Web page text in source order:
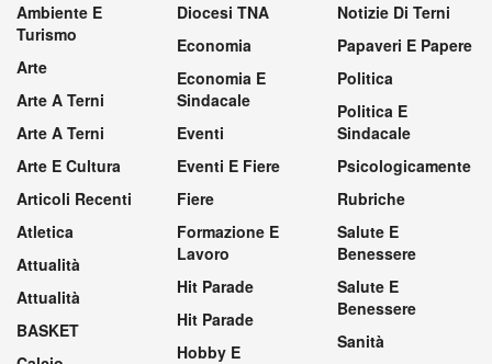
Ambiente E
Turismo
Arte
Arte A Terni
Arte A Terni
Arte E Cultura
Articoli Recenti
Atletica
Attualità
Attualità
BASKET
Diocesi TNA
Economia
Economia E
Sindacale
Eventi
Eventi E Fiere
Fiere
Formazione E
Lavoro
Hit Parade
Hit Parade
Hobby E
Notizie Di Terni
Papaveri E Papere
Politica
Politica E
Sindacale
Psicologicamente
Rubriche
Salute E
Benessere
Salute E
Benessere
Sanità